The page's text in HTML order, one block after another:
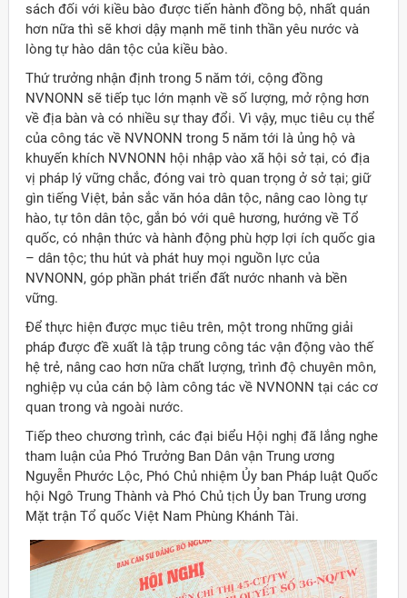
sách đối với kiều bào được tiến hành đồng bộ, nhất quán
hơn nữa thì sẽ khơi dậy mạnh mẽ tinh thần yêu nước và
lòng tự hào dân tộc của kiều bào.
Thứ trưởng nhận định trong 5 năm tới, cộng đồng
NVNONN sẽ tiếp tục lớn mạnh về số lượng, mở rộng hơn
về địa bàn và có nhiều sự thay đổi. Vì vậy, mục tiêu cụ thể
của công tác về NVNONN trong 5 năm tới là ủng hộ và
khuyến khích NVNONN hội nhập vào xã hội sở tại, có địa
vị pháp lý vững chắc, đóng vai trò quan trọng ở sở tại; giữ
gìn tiếng Việt, bản sắc văn hóa dân tộc, nâng cao lòng tự
hào, tự tôn dân tộc, gắn bó với quê hương, hướng về Tổ
quốc, có nhận thức và hành động phù hợp lợi ích quốc gia
– dân tộc; thu hút và phát huy mọi nguồn lực của
NVNONN, góp phần phát triển đất nước nhanh và bền
vững.
Để thực hiện được mục tiêu trên, một trong những giải
pháp được đề xuất là tập trung công tác vận động vào thế
hệ trẻ, nâng cao hơn nữa chất lượng, trình độ chuyên môn,
nghiệp vụ của cán bộ làm công tác về NVNONN tại các cơ
quan trong và ngoài nước.
Tiếp theo chương trình, các đại biểu Hội nghị đã lắng nghe
tham luận của Phó Trưởng Ban Dân vận Trung ương
Nguyễn Phước Lộc, Phó Chủ nhiệm Ủy ban Pháp luật Quốc
hội Ngô Trung Thành và Phó Chủ tịch Ủy ban Trung ương
Mặt trận Tổ quốc Việt Nam Phùng Khánh Tài.